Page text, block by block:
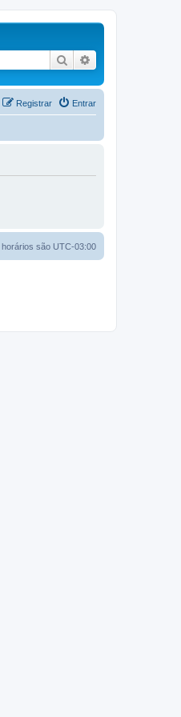
Pesquisar
Entrar
Registrar
são UTC-03:00